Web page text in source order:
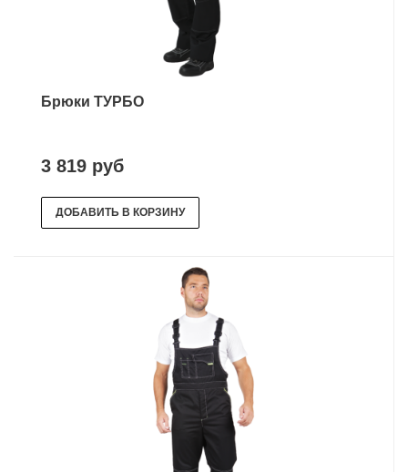
Брюки ТУРБО
3 819 руб
ДОБАВИТЬ В КОРЗИНУ